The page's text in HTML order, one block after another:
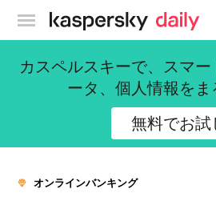
カスペル
カスペルスキーで、スマ
ータ、個人情報をま
無料でお試
オンラインバンキング